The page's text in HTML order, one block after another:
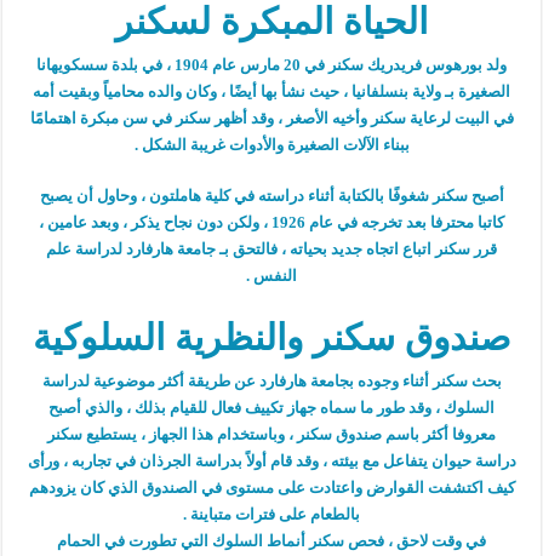
الحياة المبكرة لسكنر
ولد بورهوس فريدريك سكنر في 20 مارس عام 1904 ، في بلدة سسكويهانا
الصغيرة بـ ولاية بنسلفانيا ، حيث نشأ بها أيضًا ، وكان والده محامياً وبقيت أمه
في البيت لرعاية سكنر وأخيه الأصغر ، وقد أظهر سكنر في سن مبكرة اهتمامًا
ببناء الآلات الصغيرة والأدوات غريبة الشكل .
أصبح سكنر شغوفًا بالكتابة أثناء دراسته في كلية هاملتون ، وحاول أن يصبح
كاتبا محترفا بعد تخرجه في عام 1926 ، ولكن دون نجاح يذكر ، وبعد عامين ،
قرر سكنر اتباع اتجاه جديد بحياته ، فالتحق بـ جامعة هارفارد لدراسة علم
النفس .
صندوق سكنر والنظرية السلوكية
بحث سكنر أثناء وجوده بجامعة هارفارد عن طريقة أكثر موضوعية لدراسة
السلوك ، وقد طور ما سماه جهاز تكييف فعال للقيام بذلك ، والذي أصبح
معروفا أكثر باسم صندوق سكنر ، وباستخدام هذا الجهاز ، يستطيع سكنر
دراسة حيوان يتفاعل مع بيئته ، وقد قام أولاً بدراسة الجرذان في تجاربه ، ورأى
كيف اكتشفت القوارض واعتادت على مستوى في الصندوق الذي كان يزودهم
بالطعام على فترات متباينة .
في وقت لاحق ، فحص سكنر أنماط السلوك التي تطورت في الحمام